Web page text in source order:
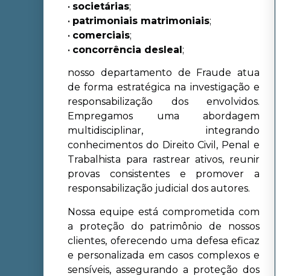
• societárias;
• patrimoniais matrimoniais;
• comerciais;
• concorrência desleal;
nosso departamento de Fraude atua
de forma estratégica na investigação e
responsabilização dos envolvidos.
Empregamos uma abordagem
multidisciplinar, integrando
conhecimentos do Direito Civil, Penal e
Trabalhista para rastrear ativos, reunir
provas consistentes e promover a
responsabilização judicial dos autores.
Nossa equipe está comprometida com
a proteção do patrimônio de nossos
clientes, oferecendo uma defesa eficaz
e personalizada em casos complexos e
sensíveis, assegurando a proteção dos